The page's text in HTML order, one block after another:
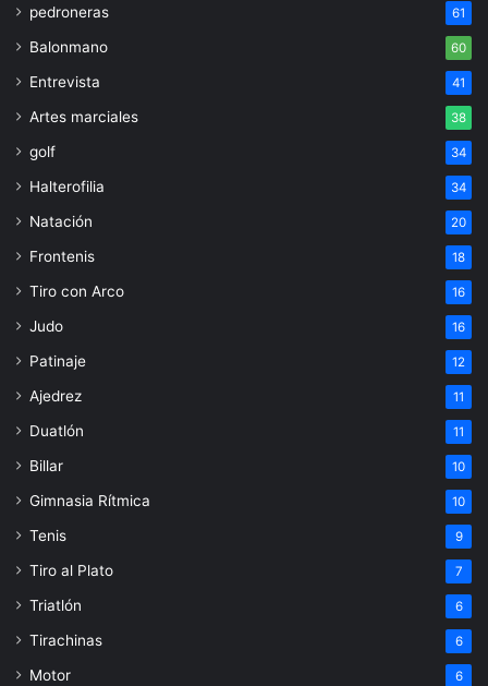
pedroneras 61
Balonmano 60
Entrevista 41
Artes marciales 38
golf 34
Halterofilia 34
Natación 20
Frontenis 18
Tiro con Arco 16
Judo 16
Patinaje 12
Ajedrez 11
Duatlón 11
Billar 10
Gimnasia Rítmica 10
Tenis 9
Tiro al Plato 7
Triatlón 6
Tirachinas 6
Motor 6